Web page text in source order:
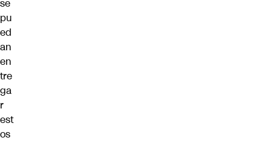
se
pu
ed
an
en
tre
ga
r
est
os